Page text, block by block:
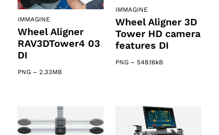
IMMAGINE
Wheel Aligner
RAV3DTower4 03
DI
PNG – 2.33MB
IMMAGINE
Wheel Aligner 3D
Tower HD camera
features DI
PNG – 548.16kB